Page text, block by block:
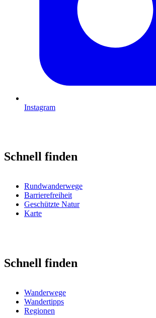
Instagram
Schnell finden
Rundwanderwege
Barrierefreiheit
Geschützte Natur
Karte
Schnell finden
Wanderwege
Wandertipps
Regionen